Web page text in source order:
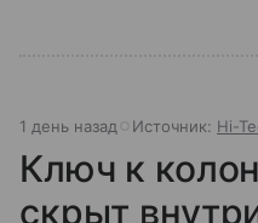
1 день назад Источник: Hi-
Ключ к
скрыт